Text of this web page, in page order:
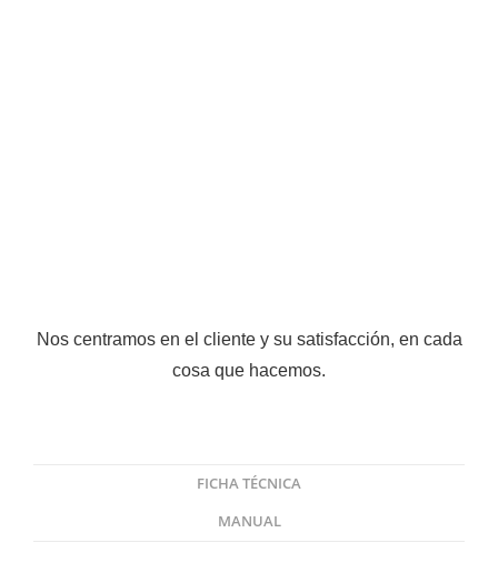
Nos centramos en el cliente y su satisfacción, en cada
cosa que hacemos.
FICHA TÉCNICA
MANUAL